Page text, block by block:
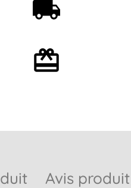
Avis produit